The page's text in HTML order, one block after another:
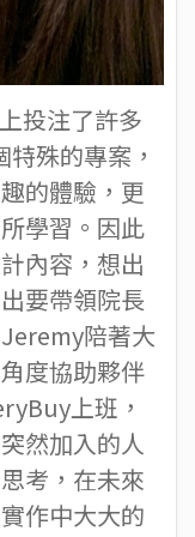
投注了許多
殊的專案，
的體驗，更
學習。因此
內容，想出
要帶領院長
陪著大
度協助夥伴
上班，
然加入的人
考，在未來
作中大大的